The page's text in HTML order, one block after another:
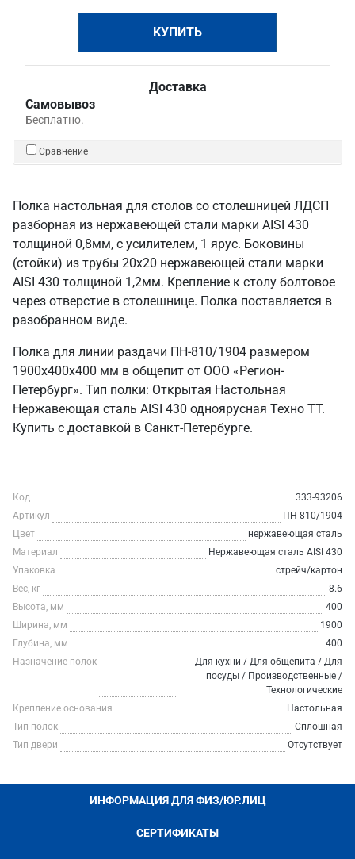
КУПИТЬ
Доставка
Самовывоз
Бесплатно.
Сравнение
Полка настольная для столов со столешницей ЛДСП
разборная из нержавеющей стали марки AISI 430
толщиной 0,8мм, с усилителем, 1 ярус. Боковины
(стойки) из трубы 20х20 нержавеющей стали марки
AISI 430 толщиной 1,2мм. Крепление к столу болтовое
через отверстие в столешнице. Полка поставляется в
разобранном виде.
Полка для линии раздачи ПН-810/1904 размером
1900х400х400 мм в общепит от ООО «Регион-
Петербург». Тип полки: Открытая Настольная
Нержавеющая сталь AISI 430 одноярусная Техно ТТ.
Купить с доставкой в Санкт‑Петербурге.
Код
333-93206
Артикул
ПН-810/1904
Цвет
нержавеющая сталь
Материал
Нержавеющая сталь AISI 430
Упаковка
стрейч/картон
Вес, кг
8.6
Высота, мм
400
Ширина, мм
1900
Глубина, мм
400
Назначение полок
Для кухни / Для общепита / Для
посуды / Производственные /
Технологические
Крепление основания
Настольная
Тип полок
Сплошная
Тип двери
Отсутствует
ИНФОРМАЦИЯ ДЛЯ ФИЗ/ЮР.ЛИЦ
СЕРТИФИКАТЫ